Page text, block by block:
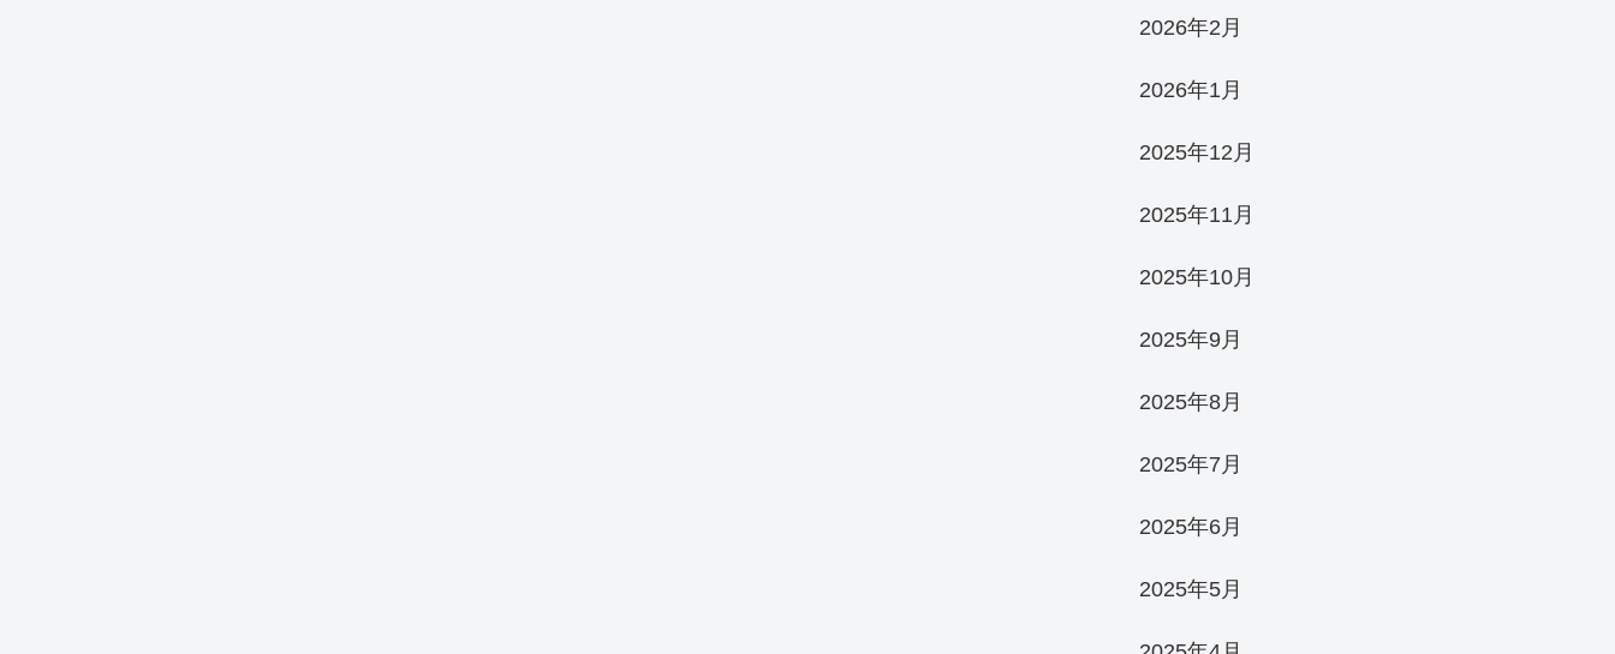
2026年2月
2026年1月
2025年12月
2025年11月
2025年10月
2025年9月
2025年8月
2025年7月
2025年6月
2025年5月